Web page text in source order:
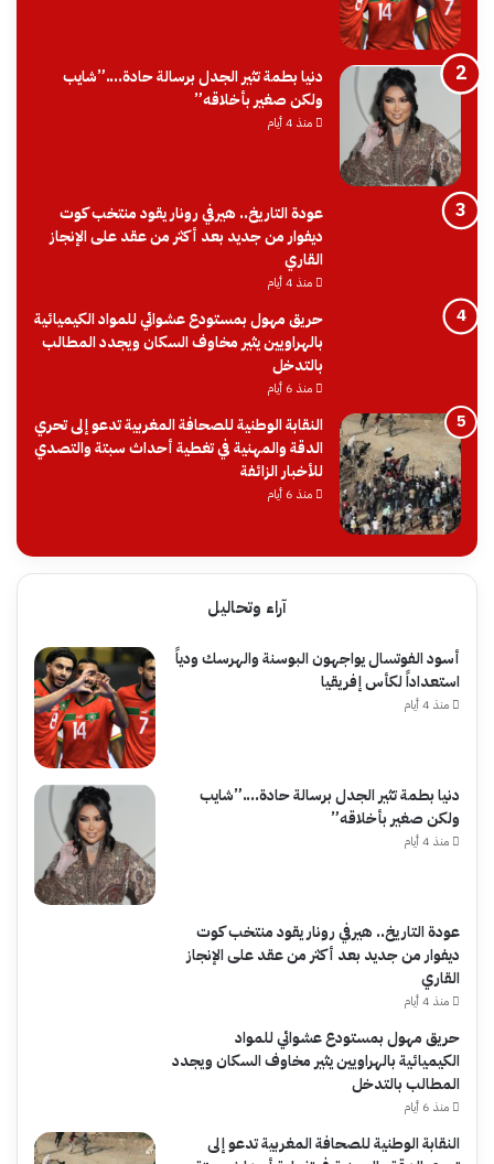
دنيا بطمة تثير الجدل برسالة حادة….”شايب
ولكن صغير بأخلاقه”
منذ 4 أيام
عودة التاريخ.. هيرفي رونار يقود منتخب كوت
ديفوار من جديد بعد أكثر من عقد على الإنجاز
القاري
منذ 4 أيام
حريق مهول بمستودع عشوائي للمواد الكيميائية
بالهراويين يثير مخاوف السكان ويجدد المطالب
بالتدخل
منذ 6 أيام
النقابة الوطنية للصحافة المغربية تدعو إلى تحري
الدقة والمهنية في تغطية أحداث سبتة والتصدي
للأخبار الزائفة
منذ 6 أيام
آراء وتحاليل
أسود الفوتسال يواجهون البوسنة والهرسك ودياً
استعداداً لكأس إفريقيا
منذ 4 أيام
دنيا بطمة تثير الجدل برسالة حادة….”شايب
ولكن صغير بأخلاقه”
منذ 4 أيام
عودة التاريخ.. هيرفي رونار يقود منتخب كوت
ديفوار من جديد بعد أكثر من عقد على الإنجاز
القاري
منذ 4 أيام
حريق مهول بمستودع عشوائي للمواد
الكيميائية بالهراويين يثير مخاوف السكان ويجدد
المطالب بالتدخل
منذ 6 أيام
النقابة الوطنية للصحافة المغربية تدعو إلى